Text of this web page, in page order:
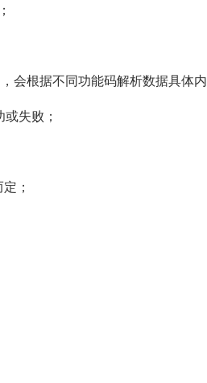
会根据不同功能码解析数据具体
失败；
；